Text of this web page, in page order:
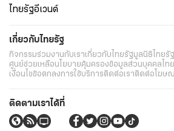
ไทยรัฐอีเวนต์
เกี่ยวกับไทยรัฐ
กิจกรรมร่วมงานกับเราเกี่ยวกับไทยรัฐมูลนิธิไทยรัฐ
ศูนย์ช่วยเหลือนโยบายคุ้มครองข้อมูลส่วนบุคคลไท
เงื่อนไขข้อตกลงการใช้บริการติดต่อเราติดต่อโฆษ
ติดตามเราได้ที่